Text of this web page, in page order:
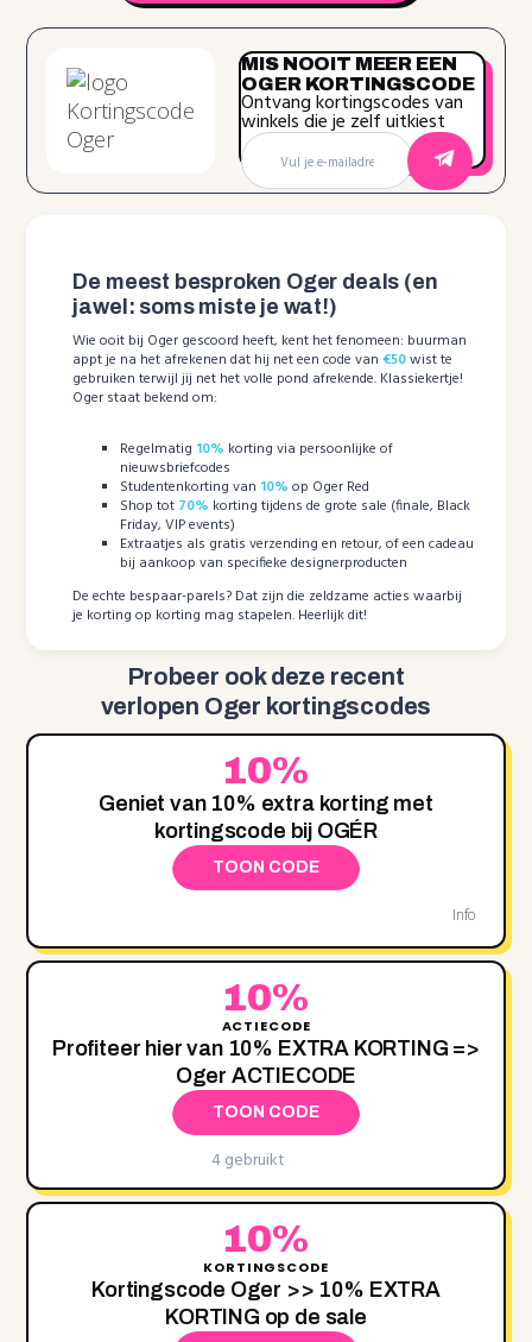
MIS NOOIT MEER EEN
OGER KORTINGSCODE
Ontvang kortingscodes van
winkels die je zelf uitkiest
De meest besproken Oger deals (en
jawel: soms miste je wat!)
Wie ooit bij Oger gescoord heeft, kent het fenomeen: buurman
appt je na het afrekenen dat hij net een code van€50wist te
gebruiken terwijl jij net het volle pond afrekende. Klassiekertje!
Oger staat bekend om:
Regelmatig 10% korting via persoonlijke of
nieuwsbriefcodes
Studentenkorting van 10% op Oger Red
Shop tot 70% korting tijdens de grote sale (finale, Black
Friday, VIP events)
Extraatjes als gratis verzending en retour, of een cadeau
bij aankoop van specifieke designerproducten
De echte bespaar-parels? Dat zijn die zeldzame acties waarbij
je korting op korting mag stapelen. Heerlijk dit!
Probeer ook deze recent
verlopen Oger kortingscodes
10%
Geniet van 10% extra korting met
kortingscode bij OGÉR
TOON CODE
Info
10%
ACTIECODE
Profiteer hier van 10‌% EXTRA KORTING =>
Oger ACTIECODE
TOON CODE
4 gebruikt
10%
KORTINGSCODE
Kortingscode Oger >> 10% EXTRA
KORTING op de sale